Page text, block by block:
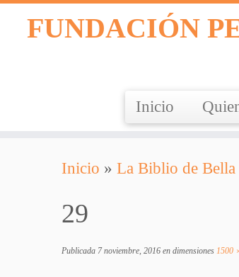
contenido
FUNDACIÓN
Inicio
Inicio » La Biblio de Bella
29
Publicada 7 noviembre, 2016 en dimensiones 1500